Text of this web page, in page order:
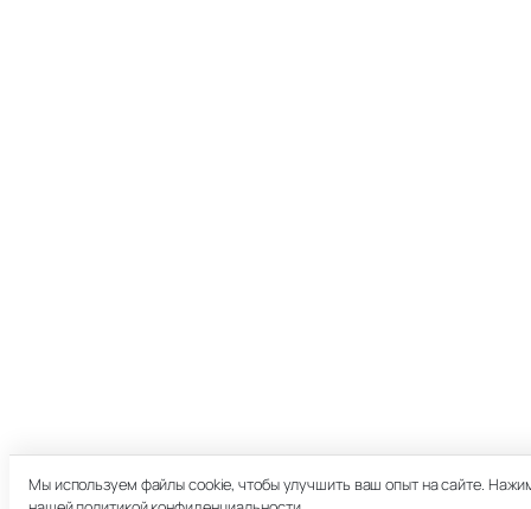
Мы используем файлы cookie, чтобы улучшить ваш опыт на сайте.